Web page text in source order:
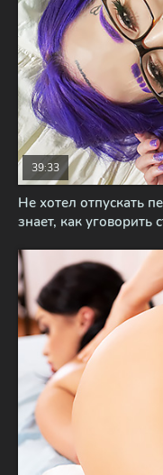
Не хотел отпускать
знает, как уговорить
39:33